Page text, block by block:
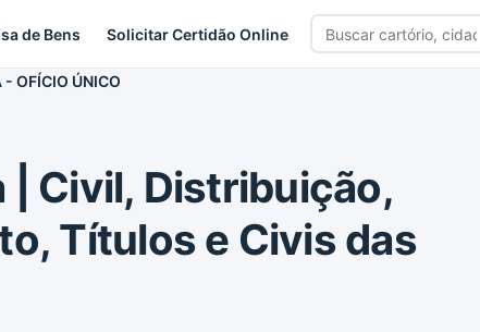
de Bens Solicitar Certidão Online
Buscar
cartório
OFÍCIO ÚNICO
| Civil, Distribuição,
Títulos e Civis das